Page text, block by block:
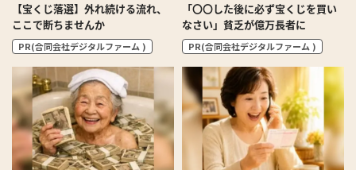
【宝くじ落選】外れ続ける流れ、
ここで断ちませんか
PR(合同会社デジタルファーム )
「〇〇した後に必ず宝くじを買い
なさい」貧乏が億万長者に
PR(合同会社デジタルファーム )